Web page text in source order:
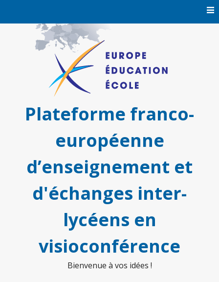
Plateforme franco-
européenne
d’enseignement et
d'échanges inter-
lycéens en
visioconférence
Bienvenue à vos idées !